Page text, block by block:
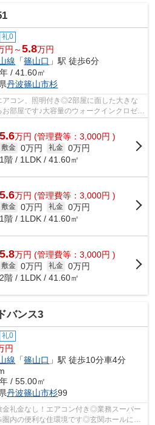
礼0
円～5.8万円
線 「篠山口 」駅 徒歩6分
/ 41.60㎡
丹波篠山市杉
コン、照明付き◎2部屋に面した大きな
部屋です♪大容量のウォークインクロゼッ
すね◎
5.6万円 (管理費等：3,000円 )
敷金 0万円 礼金 0万円
1階 / 1LDK / 41.60㎡
5.6万円 (管理費等：3,000円 )
敷金 0万円 礼金 0万円
1階 / 1LDK / 41.60㎡
5.8万円 (管理費等：3,000円 )
敷金 0万円 礼金 0万円
2階 / 1LDK / 41.60㎡
バンス3
礼0
円
線 「篠山口 」駅 徒歩10分車4分
/ 55.00㎡
丹波篠山市杉99
礼金なし！エアコン付き◎業務スーパー
内の便利な住環境です◎玄関ホールに収